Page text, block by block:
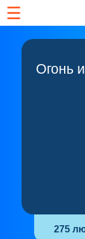
☰
Огонь
275